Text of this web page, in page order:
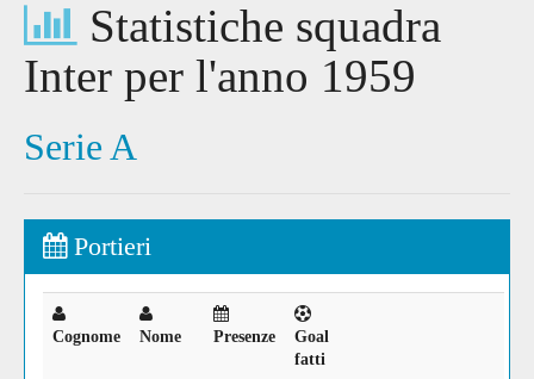
Statistiche squadra
Inter per l'anno 1959
Serie A
Portieri
Cognome Nome Presenze
Goal
fatti